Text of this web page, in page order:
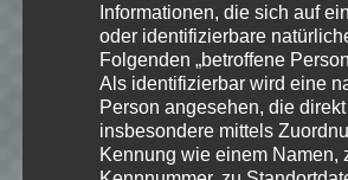
Name*
Informationen, die sich auf
oder identifizierbare
Folgenden „betroffene
Als identifizierbar wird eine
Person angesehen, die
insbesondere mittels
Kennung wie einem Namen,